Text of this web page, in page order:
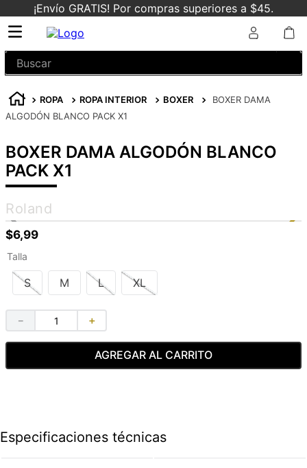
¡Envío GRATIS! Por compras superiores a $45.
Buscar
ROPA ROPA INTERIOR BOXER
BOXER DAMA
ALGODÓN BLANCO PACK X1
BOXER DAMA ALGODÓN BLANCO
PACK X1
Roland
$6,99
Talla
S M L XL
＋
－
AGREGAR AL CARRITO
Especificaciones técnicas